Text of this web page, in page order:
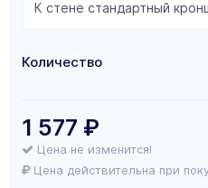
К стене стандартный
Количество
1 577 ₽
Цена не изменится!
Цена действительна при